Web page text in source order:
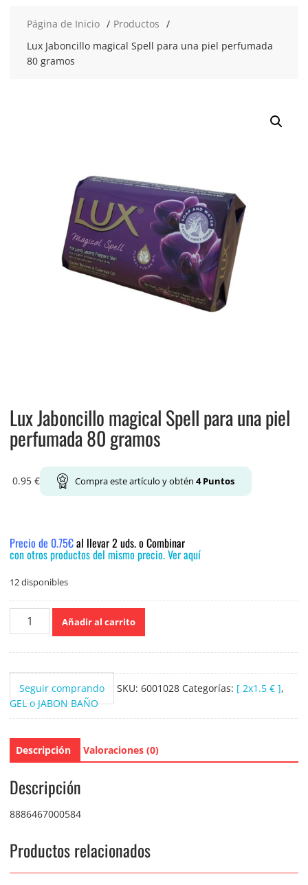
Página de Inicio
Productos
Lux Jaboncillo magical Spell para una piel perfumada
80 gramos
Lux Jaboncillo magical Spell para una piel
perfumada 80 gramos
0.95 € Compra este artículo y obtén 4Puntos
Precio de 0.75€al llevar 2 uds. o Combinar
con otros productos del mismo precio. Ver aquí
12 disponibles
Jaboncillo
para
una
piel
perfumada
80
gramos
cantidad
Añadir al carrito
Seguir comprando SKU: 6001028 Categorías: [ 2x1.5 € ],
GEL o JABON BAÑO
Descripción Valoraciones (0)
Descripción
8886467000584
Productos relacionados